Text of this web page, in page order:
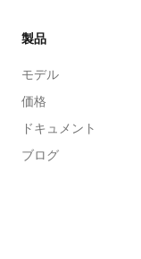
製品
モデル
価格
ドキュメント
ブログ